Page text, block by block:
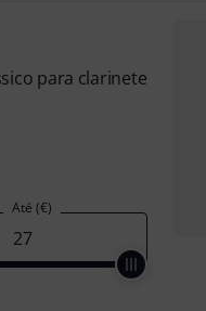
para clarinete
Até (€)